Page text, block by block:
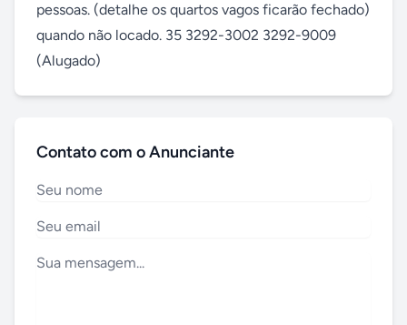
pessoas. (detalhe os quartos vagos ficarão fechado)
quando não locado. 35 3292-3002 3292-9009
(Alugado)
Contato com o Anunciante